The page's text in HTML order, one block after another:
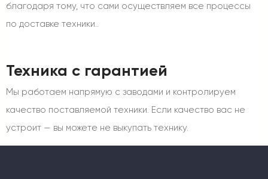
благодаря тому, что сами осуществляем все процессы
по доставке техники..
Техника с гарантией
Мы работаем напрямую с заводами и контролируем
качество поставляемой техники. Если качество вас не
устроит — вы можете не выкупать технику.